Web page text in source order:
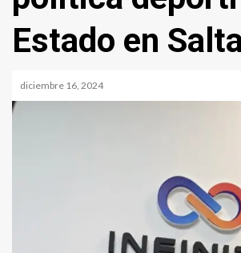
Estado en
diciembre 16, 2024